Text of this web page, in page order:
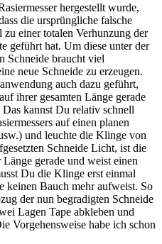
hergestellt wurde,
die ursprüngliche falsche
zu einer totalen Verhunzung der
geführt hat. Um diese unter der
Schneide braucht viel
neue Schneide zu erzeugen.
auch dazu geführt,
ihrer gesamten Länge gerade
kannst Du relativ schnell
auf einen planen
und leuchte die Klinge von
Schneide Licht, ist die
gerade und weist einen
Du die Klinge erst einmal
keinen Bauch mehr aufweist. So
der nun begradigten Schneide
Lagen Tape abkleben und
Vorgehensweise habe ich schon